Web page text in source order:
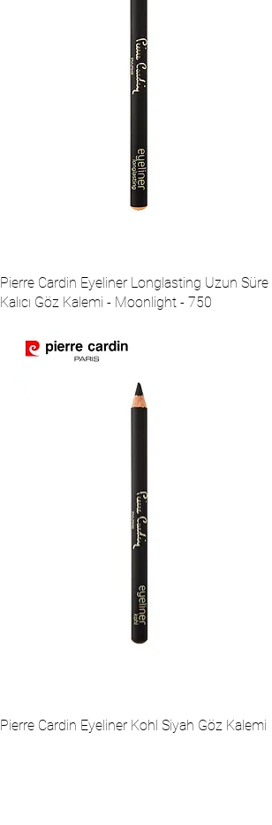
Pierre Cardin Eyeliner Longlasting Uzun Süre
Kalıcı Göz Kalemi - Moonlight - 750
Pierre Cardin Eyeliner Kohl Siyah Göz Kalemi